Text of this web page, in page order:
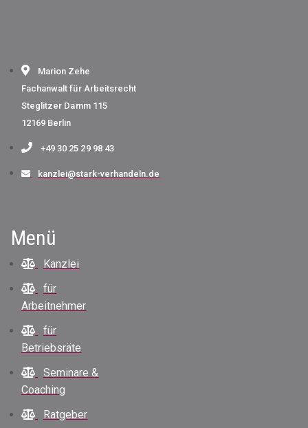
Marion Zehe
Fachanwalt für Arbeitsrecht
Steglitzer Damm 115
12169 Berlin
+49 30 25 29 98 43
kanzlei@stark-verhandeln.de
Menü
Kanzlei
für
Arbeitnehmer
für
Betriebsräte
Seminare &
Coaching
Ratgeber